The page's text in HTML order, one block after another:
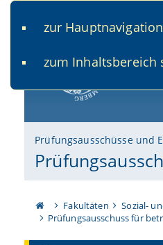
zur
zum Inhaltsbereich
Prüfungsausschüsse und
Fakultäten Sozial-
Prüfungsausschuss für